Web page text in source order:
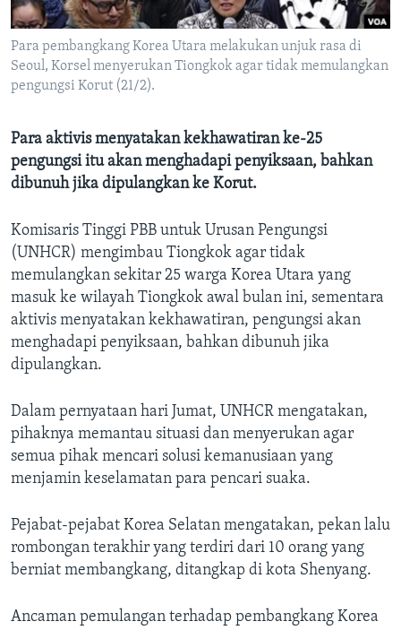
Para pembangkang Korea Utara melakukan unjuk rasa di
Seoul, Korsel menyerukan Tiongkok agar tidak memulangkan
pengungsi Korut (21/2).
Para aktivis menyatakan kekhawatiran ke-25
pengungsi itu akan menghadapi penyiksaan, bahkan
dibunuh jika dipulangkan ke Korut.
Komisaris Tinggi PBB untuk Urusan Pengungsi
(UNHCR) mengimbau Tiongkok agar tidak
memulangkan sekitar 25 warga Korea Utara yang
masuk ke wilayah Tiongkok awal bulan ini, sementara
aktivis menyatakan kekhawatiran, pengungsi akan
menghadapi penyiksaan, bahkan dibunuh jika
dipulangkan.
Dalam pernyataan hari Jumat, UNHCR mengatakan,
pihaknya memantau situasi dan menyerukan agar
semua pihak mencari solusi kemanusiaan yang
menjamin keselamatan para pencari suaka.
Pejabat-pejabat Korea Selatan mengatakan, pekan lalu
rombongan terakhir yang terdiri dari 10 orang yang
berniat membangkang, ditangkap di kota Shenyang.
Ancaman pemulangan terhadap pembangkang Korea